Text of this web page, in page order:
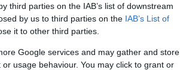
third parties on the IAB’s list of downstream
by us to third parties on the IAB’s List of
it to other third parties.
Google services and may gather and store
usage behaviour. You may click to grant or